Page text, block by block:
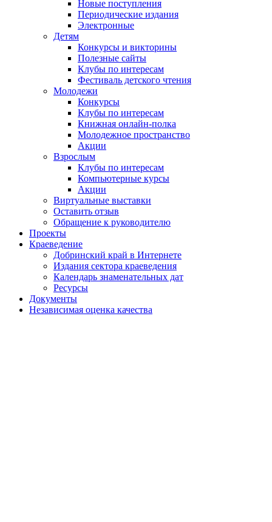
Новые поступления
Периодические издания
Электронные
Детям
Конкурсы и викторины
Полезные сайты
Клубы по интересам
Фестиваль детского чтения
Молодежи
Конкурсы
Клубы по интересам
Книжная онлайн-полка
Молодежное пространство
Акции
Взрослым
Клубы по интересам
Компьютерные курсы
Акции
Виртуальные выставки
Оставить отзыв
Обращение к руководителю
Проекты
Краеведение
Добринский край в Интернете
Издания сектора краеведения
Календарь знаменательных дат
Ресурсы
Документы
Независимая оценка качества